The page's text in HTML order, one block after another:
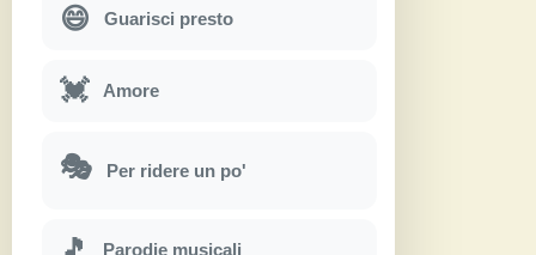
😄 Guarisci presto
💓 Amore
🎭 Per ridere un po'
Parodie musicali